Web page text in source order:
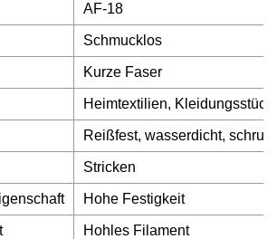
AF-18
Schmucklos
Kurze Faser
Heimtextilien,
Reißfest, wasserdicht,
Stricken
Hohe Festigkeit
Hohles Filament